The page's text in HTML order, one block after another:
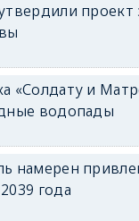
проект
«Солдату и
водопады
намерен
года